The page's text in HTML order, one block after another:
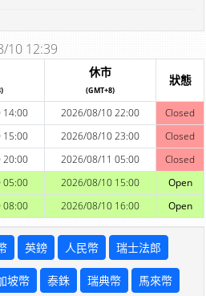
10 12:39
休市
(GMT+8)
狀態
14:00 2026/08/10 22:00
Closed
15:00 2026/08/10 23:00
Closed
20:00 2026/08/11 05:00
Closed
05:00 2026/08/10 15:00
Open
08:00 2026/08/10 16:00 Open
英鎊 人民幣 瑞士法郎
坡幣 泰銖 瑞典幣 馬來幣